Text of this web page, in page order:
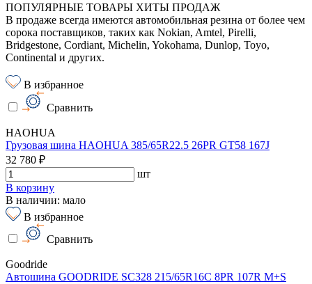
ПОПУЛЯРНЫЕ ТОВАРЫ ХИТЫ ПРОДАЖ
В продаже всегда имеются автомобильная резина от более чем
сорока поставщиков, таких как Nokian, Amtel, Pirelli,
Bridgestone, Cordiant, Michelin, Yokohama, Dunlop, Toyo,
Continental и других.
В избранное
Сравнить
HAOHUA
Грузовая шина HAOHUA 385/65R22.5 26PR GT58 167J
32 780 ₽
шт
В корзину
В наличии: мало
В избранное
Сравнить
Goodride
Автошина GOODRIDE SC328 215/65R16C 8PR 107R M+S